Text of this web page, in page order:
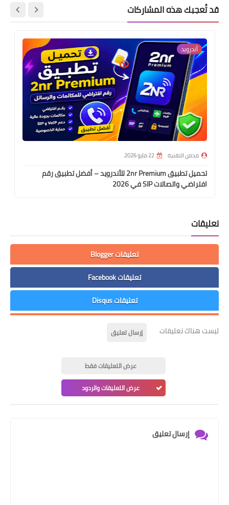
قد تُعجبك هذه المشاركات
أندرويد
مدمن التقنية 22 مايو 2026
تحميل تطبيق 2nr Premium للأندرويد – أفضل تطبيق رقم
افتراضي واتصالات SIP في 2026
تعليقات
تعليقات Blogger
تعليقات Facebook
تعليقات Disqus
ليست هناك تعليقات إرسال تعليق
عرض التعليقات فقط
عرض التعليقات والردود
إرسال تعليق